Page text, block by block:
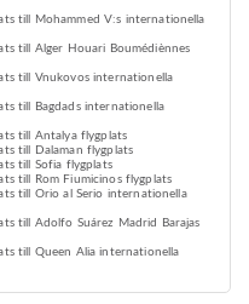
till Mohammed V:s internationella
till Alger Houari Boumédiènnes
till Vnukovos internationella
till Bagdads internationella
till Antalya flygplats
till Dalaman flygplats
till Sofia flygplats
till Rom Fiumicinos flygplats
till Orio al Serio internationella
till Adolfo Suárez Madrid Barajas
till Queen Alia internationella